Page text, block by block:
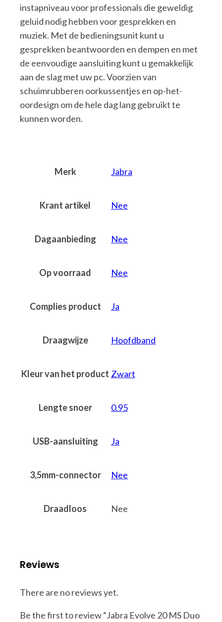
instapniveau voor professionals die geweldig
geluid nodig hebben voor gesprekken en
muziek. Met de bedieningsunit kunt u
gesprekken beantwoorden en dempen en met
de eenvoudige aansluiting kunt u gemakkelijk
aan de slag met uw pc. Voorzien van
schuimrubberen oorkussentjes en op-het-
oordesign om de hele dag lang gebruikt te
kunnen worden.
Merk Jabra
Krant artikel Nee
Dagaanbieding Nee
Op voorraad Nee
Complies product Ja
Draagwijze Hoofdband
Kleur van het product Zwart
Lengte snoer 0.95
USB-aansluiting Ja
3,5mm-connector Nee
Draadloos Nee
Reviews
There are no reviews yet.
Be the first to review “Jabra Evolve 20 MS Duo